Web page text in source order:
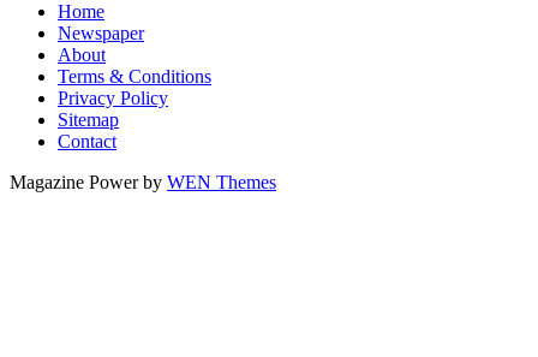
Home
Newspaper
About
Terms & Conditions
Privacy Policy
Sitemap
Contact
Magazine Power by WEN Themes